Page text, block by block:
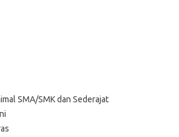
SMA/SMK dan Sederajat